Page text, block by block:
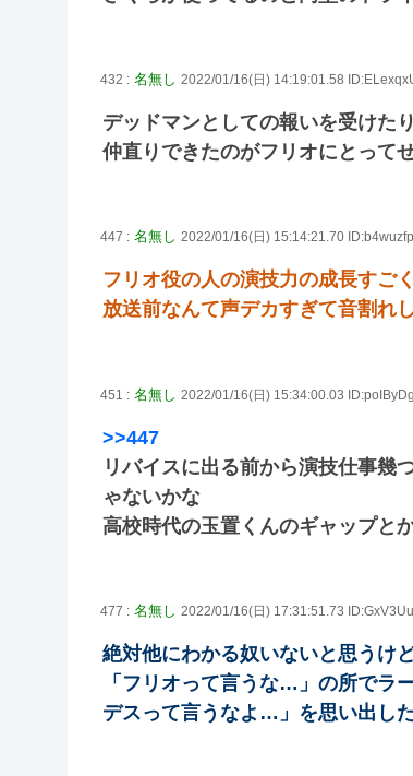
432 : 名無し 2022/01/16(日) 14:19:01.58
デッドマンとしての報いを受けた
仲直りできたのがフリオにとって
447 : 名無し 2022/01/16(日) 15:14:21.70
フリオ役の人の演技力の成長すご
放送前なんて声デカすぎて音割れ
451 : 名無し 2022/01/16(日) 15:34:00.03
>>447
リバイスに出る前から演技仕事幾
ゃないかな
高校時代の玉置くんのギャップと
477 : 名無し 2022/01/16(日) 17:31:51.73
絶対他にわかる奴いないと思うけ
「フリオって言うな…」の所でラ
デスって言うなよ…」を思い出し